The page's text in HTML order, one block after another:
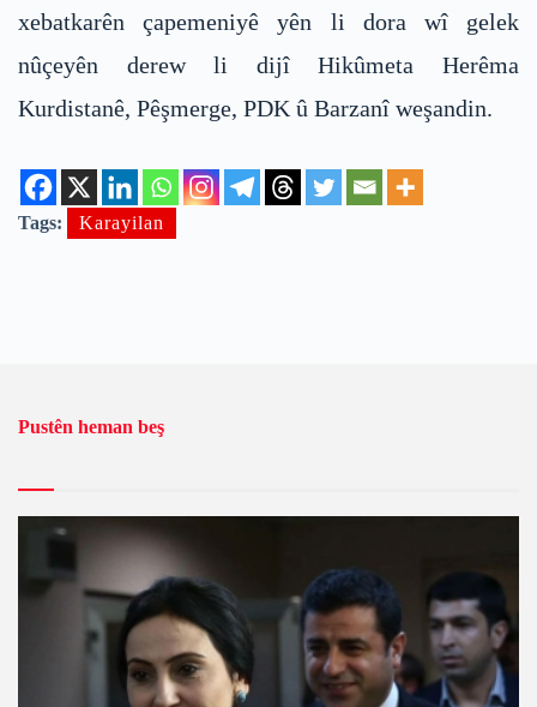
xebatkarên çapemeniyê yên li dora wî gelek
nûçeyên derew li dijî Hikûmeta Herêma
Kurdistanê, Pêşmerge, PDK û Barzanî weşandin.
Tags: Karayilan
Pustên heman beş